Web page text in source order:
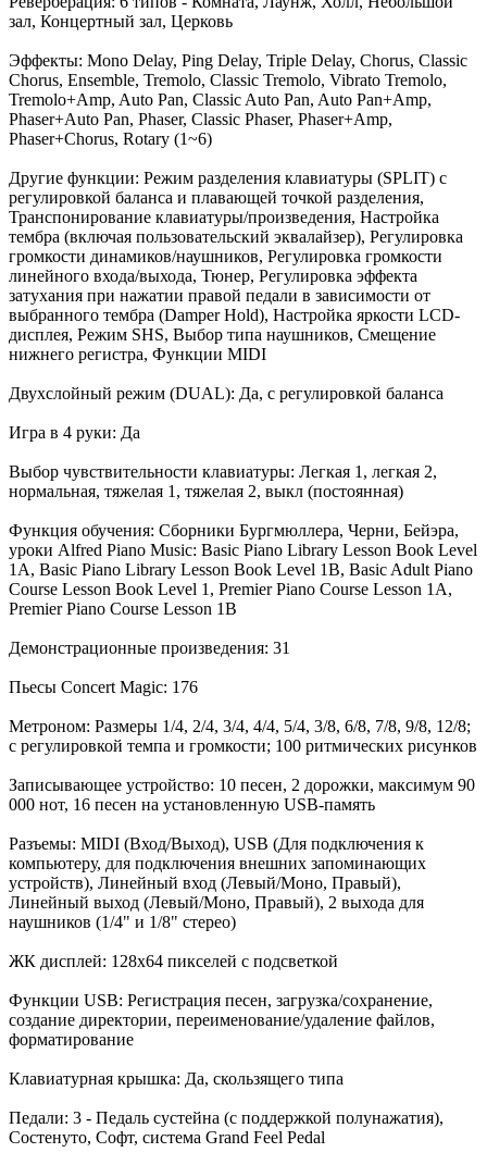
зал, Концертный зал, Церковь
Эффекты: Mono Delay, Ping Delay, Triple Delay, Chorus, Classic
Chorus, Ensemble, Tremolo, Classic Tremolo, Vibrato Tremolo,
Tremolo+Amp, Auto Pan, Classic Auto Pan, Auto Pan+Amp,
Phaser+Auto Pan, Phaser, Classic Phaser, Phaser+Amp,
Phaser+Chorus, Rotary (1~6)
Другие функции: Режим разделения клавиатуры (SPLIT) с
регулировкой баланса и плавающей точкой разделения,
Транспонирование клавиатуры/произведения, Настройка
тембра (включая пользовательский эквалайзер), Регулировка
громкости динамиков/наушников, Регулировка громкости
линейного входа/выхода, Тюнер, Регулировка эффекта
затухания при нажатии правой педали в зависимости от
выбранного тембра (Damper Hold), Настройка яркости LCD-
дисплея, Режим SHS, Выбор типа наушников, Смещение
нижнего регистра, Функции MIDI
Двухслойный режим (DUAL): Да, с регулировкой баланса
Игра в 4 руки: Да
Выбор чувствительности клавиатуры: Легкая 1, легкая 2,
нормальная, тяжелая 1, тяжелая 2, выкл (постоянная)
Функция обучения: Сборники Бургмюллера, Черни, Бейэра,
уроки Alfred Piano Music: Basic Piano Library Lesson Book Level
1A, Basic Piano Library Lesson Book Level 1B, Basic Adult Piano
Course Lesson Book Level 1, Premier Piano Course Lesson 1A,
Premier Piano Course Lesson 1B
Демонстрационные произведения: 31
Пьесы Concert Magic: 176
Метроном: Размеры 1/4, 2/4, 3/4, 4/4, 5/4, 3/8, 6/8, 7/8, 9/8, 12/8;
с регулировкой темпа и громкости; 100 ритмических рисунков
Записывающее устройство: 10 песен, 2 дорожки, максимум 90
000 нот, 16 песен на установленную USB-память
Разъемы: MIDI (Вход/Выход), USB (Для подключения к
компьютеру, для подключения внешних запоминающих
устройств), Линейный вход (Левый/Моно, Правый),
Линейный выход (Левый/Моно, Правый), 2 выхода для
наушников (1/4" и 1/8" стерео)
ЖК дисплей: 128х64 пикселей с подсветкой
Функции USB: Регистрация песен, загрузка/сохранение,
создание директории, переименование/удаление файлов,
форматирование
Клавиатурная крышка: Да, скользящего типа
Педали: 3 - Педаль сустейна (с поддержкой полунажатия),
Состенуто, Софт, система Grand Feel Pedal